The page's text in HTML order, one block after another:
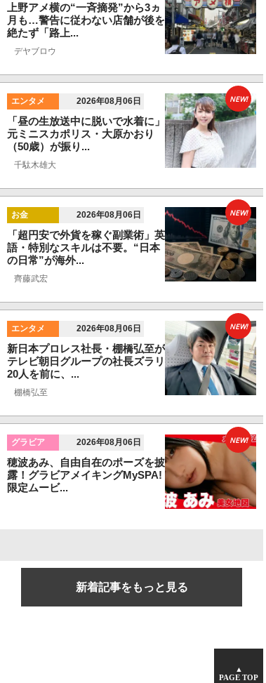
上野アメ横の“一斉摘発”から3ヵ
月も…警告に従わない店舗が後を
絶たず「路上...
デヤブロウ
エンタメ 2026年08月06日
「昼の生放送中に脱いで水着に」
元ミニスカポリス・大原かおり
（50歳）が振り...
千駄木雄大
NEW!
お金 2026年08月06日
「超円安で外貨を稼ぐ副業術」英
語・特別なスキルは不要。“日本
の日常”が海外...
齊藤武宏
NEW!
エンタメ 2026年08月06日
新日本プロレス社長・棚橋弘至が
テレビ朝日グループの社長ズラリ
20人を前に、...
棚橋弘至
NEW!
グラビア 2026年08月06日
穂波あみ、自由自在のポーズを披
露！グラビアメイキングMySPA!
限定ムービ...
NEW!
新着記事をもっと見る
▲
PAGE TOP